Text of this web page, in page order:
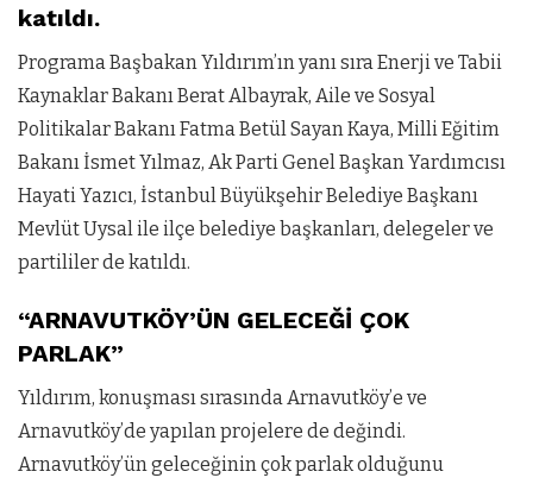
katıldı.
Programa Başbakan Yıldırım’ın yanı sıra Enerji ve Tabii
Kaynaklar Bakanı Berat Albayrak, Aile ve Sosyal
Politikalar Bakanı Fatma Betül Sayan Kaya, Milli Eğitim
Bakanı İsmet Yılmaz, Ak Parti Genel Başkan Yardımcısı
Hayati Yazıcı, İstanbul Büyükşehir Belediye Başkanı
Mevlüt Uysal ile ilçe belediye başkanları, delegeler ve
partililer de katıldı.
“ARNAVUTKÖY’ÜN GELECEĞİ ÇOK
PARLAK”
Yıldırım, konuşması sırasında Arnavutköy’e ve
Arnavutköy’de yapılan projelere de değindi.
Arnavutköy’ün geleceğinin çok parlak olduğunu